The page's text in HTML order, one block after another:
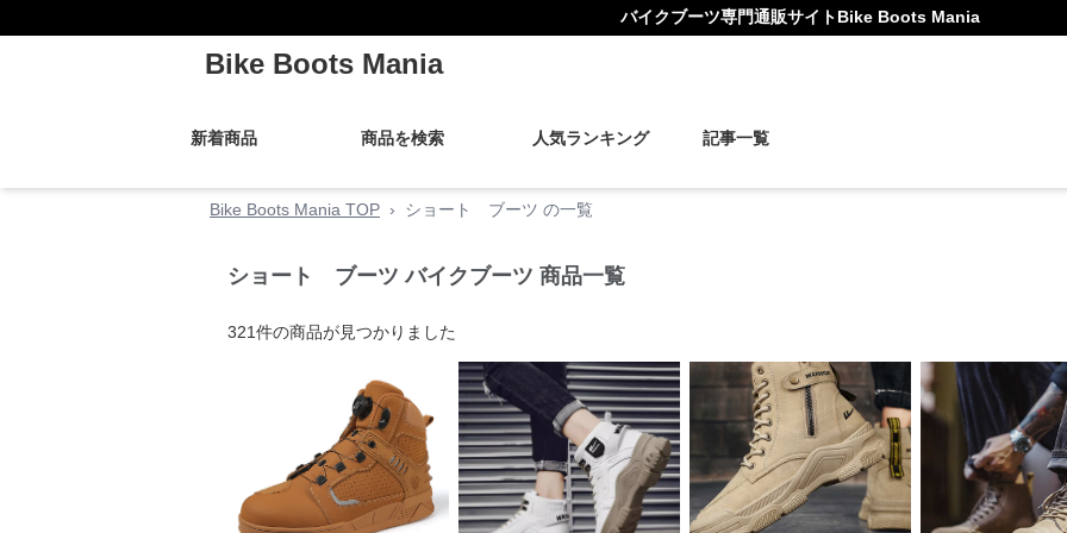
バイクブーツ専門通販サイトBike Boots Mania
Bike Boots Mania
新着商品 商品を検索 人気ランキング 記事一覧
ン！
期間限定! 9%OFFクーポンです
取得後、決済画面で自動適用されます
4E7DGPC2
Bike Boots Mania TOP › ショート ブーツ の一覧
ショート ブーツ バイクブーツ 商品一覧
321件の商品が見つかりました